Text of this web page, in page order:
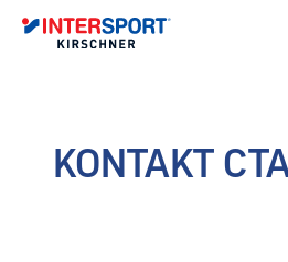
KONTAKT